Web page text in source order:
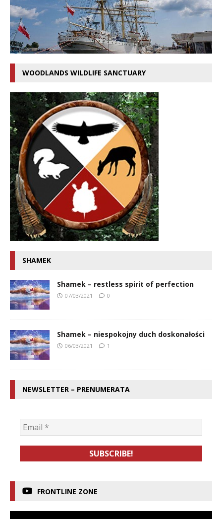
WOODLANDS WILDLIFE SANCTUARY
SHAMEK
Shamek – restless spirit of perfection
07/03/2021 0
Shamek – niespokojny duch doskonałości
06/03/2021 1
NEWSLETTER – PRENUMERATA
FRONTLINE ZONE